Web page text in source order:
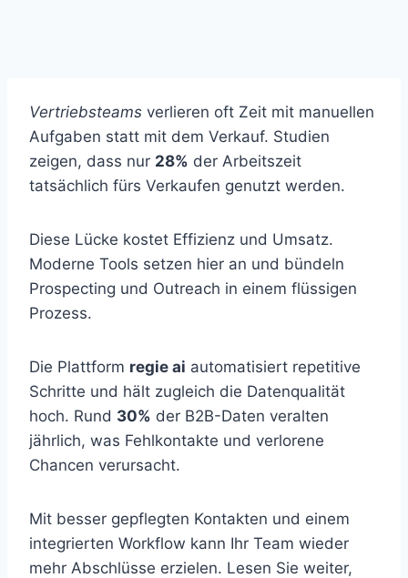
Vertriebsteams verlieren oft Zeit mit manuellen
Aufgaben statt mit dem Verkauf. Studien
zeigen, dass nur 28% der Arbeitszeit
tatsächlich fürs Verkaufen genutzt werden.
Diese Lücke kostet Effizienz und Umsatz.
Moderne Tools setzen hier an und bündeln
Prospecting und Outreach in einem flüssigen
Prozess.
Die Plattform regie ai automatisiert repetitive
Schritte und hält zugleich die Datenqualität
hoch. Rund 30% der B2B-Daten veralten
jährlich, was Fehlkontakte und verlorene
Chancen verursacht.
Mit besser gepflegten Kontakten und einem
integrierten Workflow kann Ihr Team wieder
mehr Abschlüsse erzielen. Lesen Sie weiter,